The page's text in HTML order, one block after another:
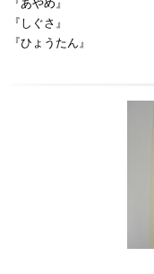
『あやめ』
『しぐさ』
『ひょうたん』